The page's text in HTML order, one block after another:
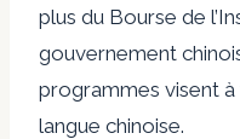
plus du Bourse de
gouvernement
programmes visent à
langue chinoise.